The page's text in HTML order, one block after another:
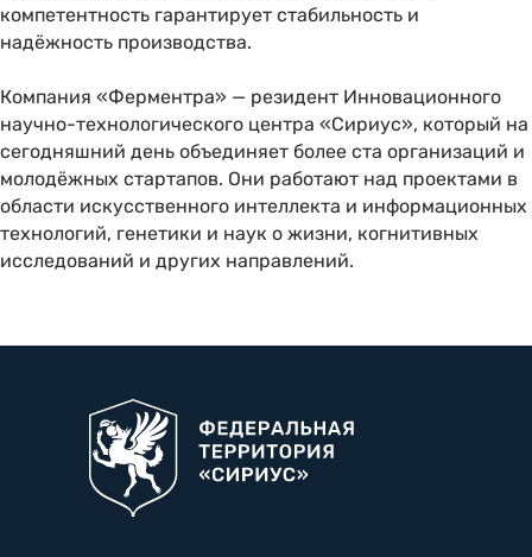
компетентность гарантирует стабильность и
надёжность производства.
Компания «Ферментра» — резидент Инновационного
научно-технологического центра «Сириус», который на
сегодняшний день объединяет более ста организаций и
молодёжных стартапов. Они работают над проектами в
области искусственного интеллекта и информационных
технологий, генетики и наук о жизни, когнитивных
исследований и других направлений.